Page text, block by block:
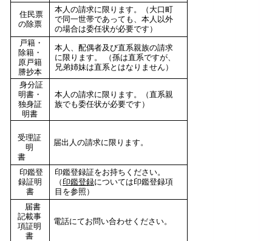
住民票
の除票
本人の請求に限ります。（大口町
で同一世帯であっても、本人以外
の場合は委任状が必要です）
戸籍・
除籍・
原戸籍
謄抄本
本人、配偶者及び直系親族の請求
に限ります。 （孫は直系ですが、
兄弟姉妹は直系とはなりません）
身分証
明書・
独身証
明書
本人の請求に限ります。（直系親
族でも委任状が必要です）
受理証
明
書
届出人の請求に限ります。
印鑑登
録証明
書
印鑑登録証をお持ちください。
（印鑑登録については印鑑登録項
目を参照）
届書
記載事
項証明
書
電話にてお問い合わせください。